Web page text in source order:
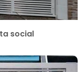
social